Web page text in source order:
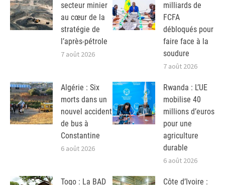
secteur minier
au cœur de la
stratégie de
l’après-pétrole
7 août 2026
milliards de
FCFA
débloqués pour
faire face à la
soudure
7 août 2026
Algérie : Six
morts dans un
nouvel accident
de bus à
Constantine
6 août 2026
Rwanda : L’UE
mobilise 40
millions d’euros
pour une
agriculture
durable
6 août 2026
Togo : La BAD
Côte d’Ivoire :